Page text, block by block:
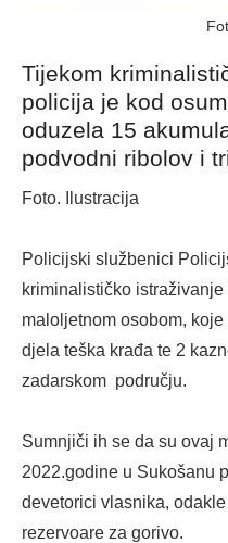
Tijekom
policija je kod
oduzela 15
podvodni ribolov i
Foto. Ilustracija
Policijski službenici
kriminalističko
maloljetnom osobom,
djela teška krađa te 2
zadarskom području.
Sumnjiči ih se da su ovaj
2022.godine u Sukošanu
devetorici vlasnika,
rezervoare za gorivo.